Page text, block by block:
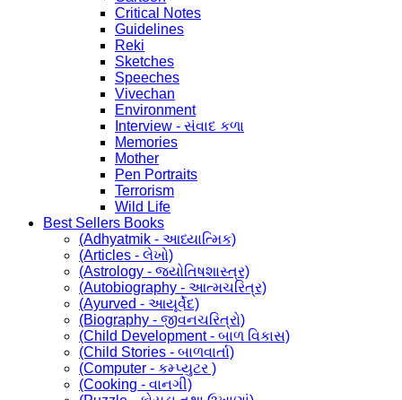
Critical Notes
Guidelines
Reki
Sketches
Speeches
Vivechan
Environment
Interview - સંવાદ કળા
Memories
Mother
Pen Portraits
Terrorism
Wild Life
Best Sellers Books
(Adhyatmik - આધ્યાત્મિક)
(Articles - લેખો)
(Astrology - જ્યોતિષશાસ્ત્ર)
(Autobiography - આત્મચરિત્ર)
(Ayurved - આયૂર્વેદ)
(Biography - જીવનચરિત્રો)
(Child Development - બાળ વિકાસ)
(Child Stories - બાળવાર્તા)
(Computer - કમ્પ્યુટર )
(Cooking - વાનગી)